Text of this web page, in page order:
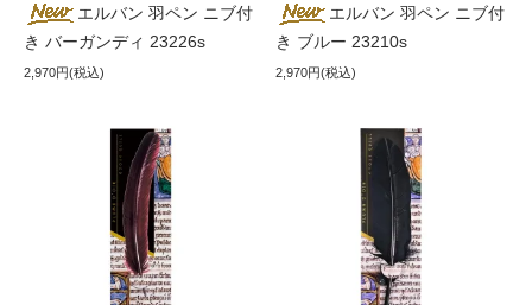
エルバン 羽ペン ニブ付
き バーガンディ 23226s
2,970円(税込)
エルバン 羽ペン ニブ付
き ブルー 23210s
2,970円(税込)